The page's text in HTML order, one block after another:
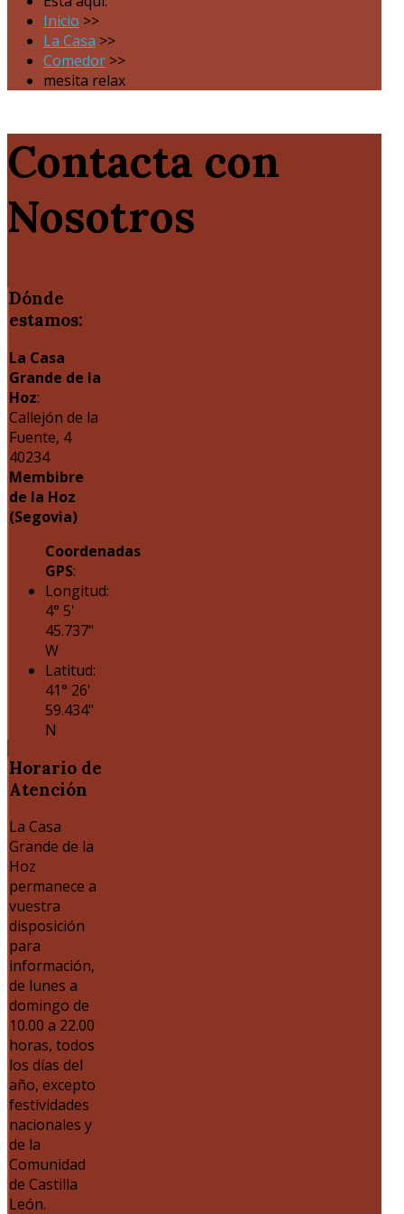
Inicio >>
La Casa >>
Comedor >>
mesita relax
Contacta con
Nosotros
Dónde
estamos:
La Casa
Grande de la
Hoz:
Callejón de la
Fuente, 4
40234
Membibre
de la Hoz
(Segovia)
Coordenadas
GPS:
Longitud:
4° 5'
45.737"
W
Latitud:
41° 26'
59.434"
N
Horario de
Atención
La Casa
Grande de la
Hoz
permanece a
vuestra
disposición
para
información,
de lunes a
domingo de
10.00 a 22.00
horas, todos
los días del
año, excepto
festividades
nacionales y
de la
Comunidad
de Castilla
León.